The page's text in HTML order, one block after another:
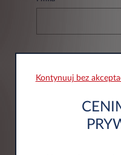
Kontynuuj bez